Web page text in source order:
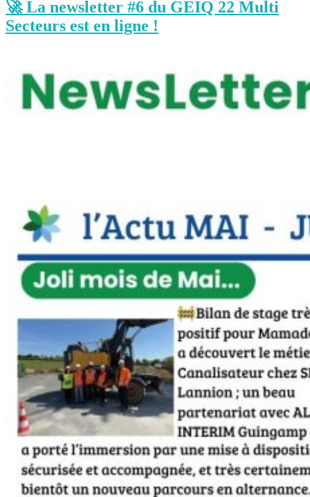
🚀 La newsletter #6 du GEIQ 22 Multi
Secteurs est en ligne !